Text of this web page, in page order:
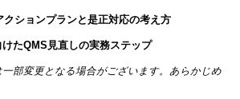
ションプランと是正対応の考え方
たQMS見直しの実務ステップ
部変更となる場合がございます。あらかじめ